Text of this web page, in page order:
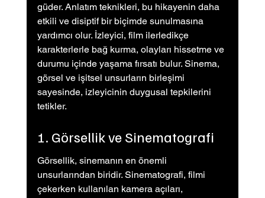
güder. Anlatım teknikleri, bu hikayenin daha
etkili ve disiptif bir biçimde sunulmasına
yardımcı olur. İzleyici, film ilerledikçe
karakterlerle bağ kurma, olayları hissetme ve
durumu içinde yaşama fırsatı bulur. Sinema,
görsel ve işitsel unsurların birleşimi
sayesinde, izleyicinin duygusal tepkilerini
tetikler.
1. Görsellik ve Sinematografi
Görsellik, sinemanın en önemli
unsurlarından biridir. Sinematografi, filmi
çekerken kullanılan kamera açıları,